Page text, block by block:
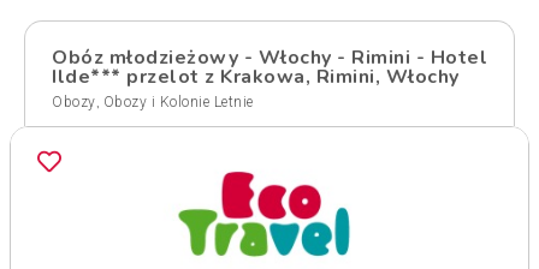
Obóz młodzieżowy - Włochy - Rimini - Hotel
Ilde*** przelot z Krakowa, Rimini, Włochy
Obozy, Obozy i Kolonie Letnie